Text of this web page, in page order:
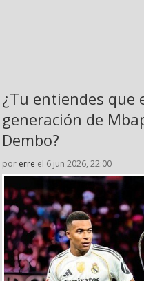
¿Tu entiendes que
generación de
Dembo?
por erre el 6 jun 2026, 22:00